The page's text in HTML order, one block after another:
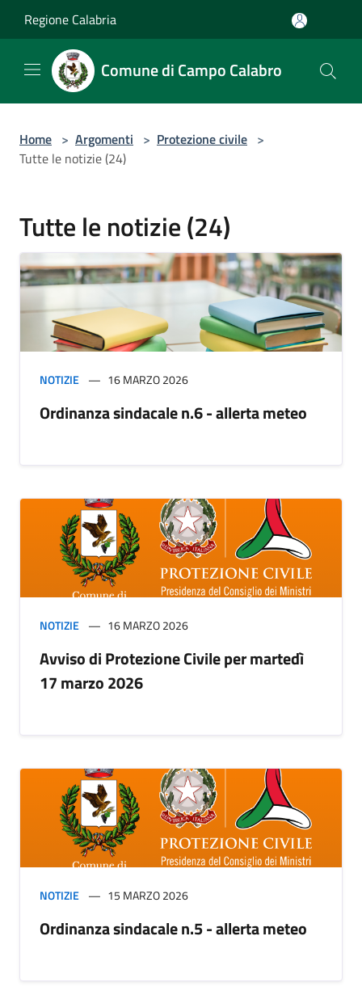
Regione Calabria
Comune di Campo Calabro
Home > Argomenti > Protezione civile >
Tutte le notizie (24)
Tutte le notizie (24)
NOTIZIE 16 MARZO 2026
Ordinanza sindacale n.6 - allerta meteo
NOTIZIE 16 MARZO 2026
Avviso di Protezione Civile per martedì
17 marzo 2026
NOTIZIE 15 MARZO 2026
Ordinanza sindacale n.5 - allerta meteo